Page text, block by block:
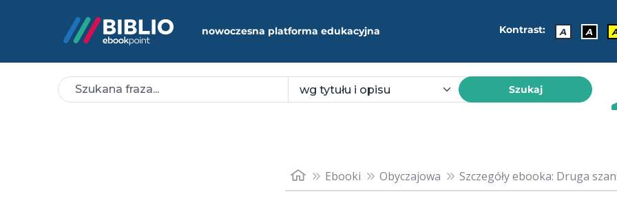
nowoczesna platforma edukacyjna Kontrast: A A
Szukaj
Ebooki Obyczajowa Szczegóły ebooka: Druga